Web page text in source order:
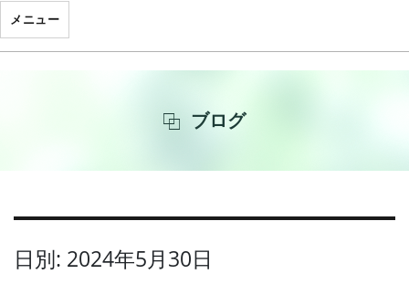
メニュー
ブログ
日別: 2024年5月30日